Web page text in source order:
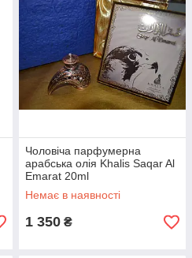
Чоловіча парфумерна
арабська олія Khalis Saqar Al
Emarat 20ml
Немає в наявності
1 350 ₴